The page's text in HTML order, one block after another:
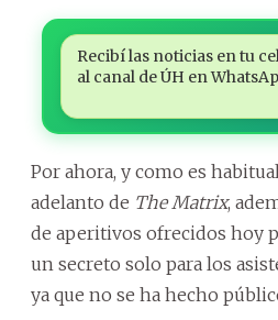
Recibí las noticias en tu
al canal de ÚH en
Por ahora, y como es
adelanto de The Matrix,
de aperitivos ofrecidos hoy
un secreto solo para los
ya que no se ha hecho